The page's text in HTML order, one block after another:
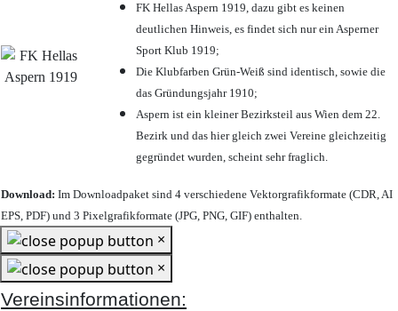
FK Hellas Aspern 1919, dazu gibt es keinen
deutlichen Hinweis, es findet sich nur ein Asperner
Sport Klub 1919;
Die Klubfarben Grün-Weiß sind identisch, sowie die
das Gründungsjahr 1910;
Aspern ist ein kleiner Bezirksteil aus Wien dem 22.
Bezirk und das hier gleich zwei Vereine gleichzeitig
gegründet wurden, scheint sehr fraglich.
Download: Im Downloadpaket sind 4 verschiedene Vektorgrafikformate (CDR, AI
EPS, PDF) und 3 Pixelgrafikformate (JPG, PNG, GIF) enthalten.
×
×
Vereinsinformationen: